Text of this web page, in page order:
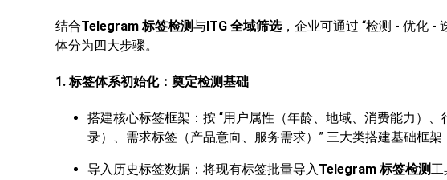
结合Telegram 标签检测与ITG 全域筛选，企业可通过 “检测 - 优化 -
体分为四大步骤。
1. 标签体系初始化：奠定检测基础
搭建核心标签框架：按 “用户属性（年龄、地域、消费能力）
录）、需求标签（产品意向、服务需求）” 三大类搭建基础框架
导入历史标签数据：将现有标签批量导入Telegram 标签检测工